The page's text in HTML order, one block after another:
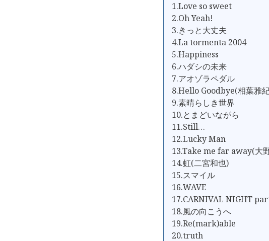
1.Love so sweet
2.Oh Yeah!
3.きっと大丈夫
4.La tormenta 2004
5.Happiness
6.ハダシの未来
7.アオゾラペダル
8.Hello Goodbye(相葉雅
9.素晴らしき世界
10.とまどいながら
11.Still…
12.Lucky Man
13.Take me far away(大
14.虹(二宮和也)
15.スマイル
16.WAVE
17.CARNIVAL NIGHT
18.風の向こうへ
19.Re(mark)able
20.truth